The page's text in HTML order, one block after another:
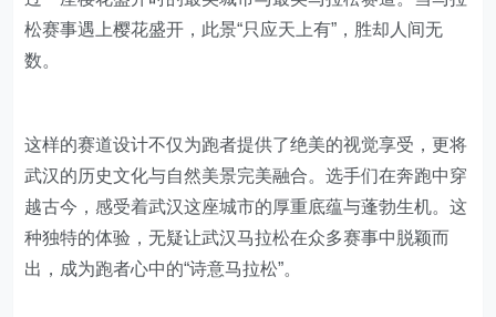
松赛事遇上樱花盛开，此景“只应天上有”，胜却人间无
数。
这样的赛道设计不仅为跑者提供了绝美的视觉享受，更将
武汉的历史文化与自然美景完美融合。选手们在奔跑中穿
越古今，感受着武汉这座城市的厚重底蕴与蓬勃生机。这
种独特的体验，无疑让武汉马拉松在众多赛事中脱颖而
出，成为跑者心中的“诗意马拉松”。